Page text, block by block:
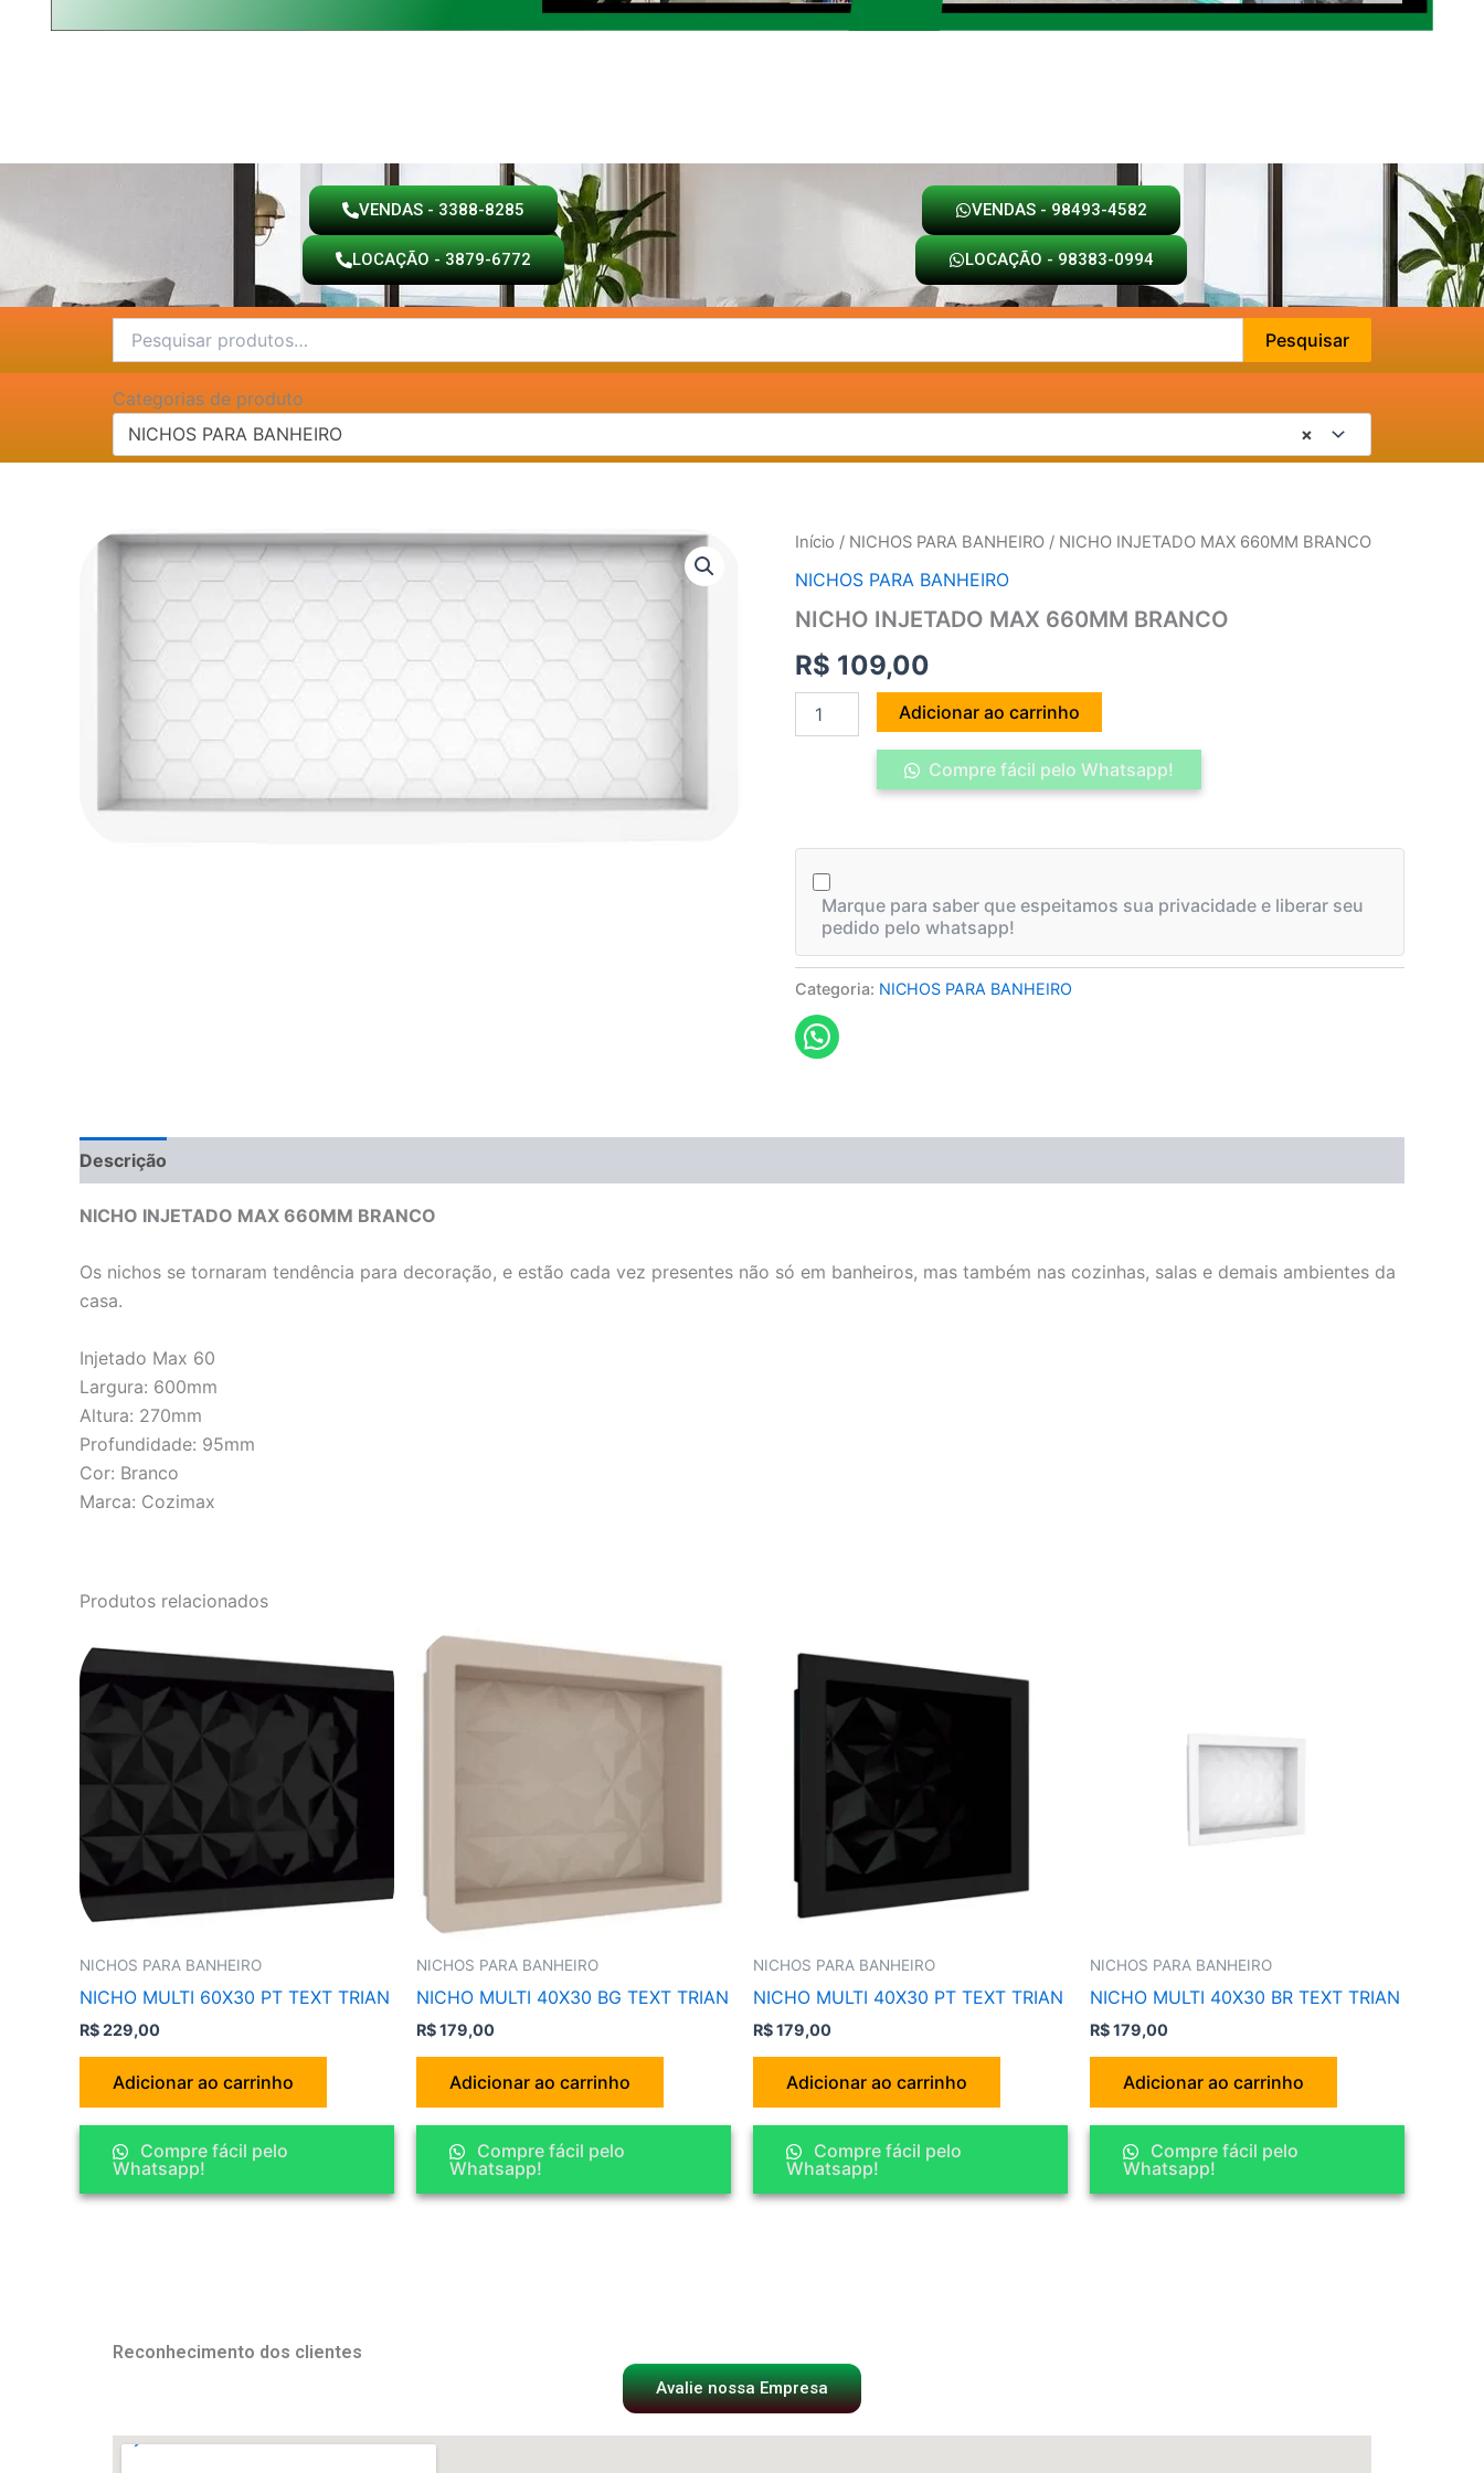
VENDAS - 3388-8285 VENDAS - 98493-4582
LOCAÇÃO - 3879-6772 LOCAÇÃO - 98383-0994
por:
Pesquisar
Categorias de produto
×
NICHOS PARA BANHEIRO
Início / NICHOS PARA BANHEIRO / NICHO INJETADO MAX 660MM BRANCO
NICHOS PARA BANHEIRO
NICHO INJETADO MAX 660MM BRANCO
R$ 109,00
NICHO
MAX
BRANCO
quantidade
Adicionar ao carrinho
Compre fácil pelo Whatsapp!
Marque para saber que espeitamos sua privacidade e liberar seu
pedido pelo whatsapp!
Categoria: NICHOS PARA BANHEIRO
Descrição
NICHO INJETADO MAX 660MM BRANCO
Os nichos se tornaram tendência para decoração, e estão cada vez presentes não só em banheiros, mas também nas cozinhas, salas e demais ambientes da
casa.
Injetado Max 60
Largura: 600mm
Altura: 270mm
Profundidade: 95mm
Cor: Branco
Marca: Cozimax
Produtos relacionados
NICHOS PARA BANHEIRO
NICHO MULTI 60X30 PT TEXT TRIAN
R$229,00
Adicionar ao carrinho
Compre fácil pelo
Whatsapp!
NICHOS PARA BANHEIRO
NICHO MULTI 40X30 BG TEXT TRIAN
R$179,00
Adicionar ao carrinho
Compre fácil pelo
Whatsapp!
NICHOS PARA BANHEIRO
NICHO MULTI 40X30 PT TEXT TRIAN
R$179,00
Adicionar ao carrinho
Compre fácil pelo
Whatsapp!
NICHOS PARA BANHEIRO
NICHO MULTI 40X30 BR TEXT TRIAN
R$179,00
Adicionar ao carrinho
Compre fácil pelo
Whatsapp!
Reconhecimento dos clientes
Avalie nossa Empresa